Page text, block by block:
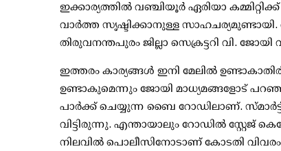
ഇക്കാര്യത്തില്‍ വഞ്ചിയൂര്‍ ഏരിയാ
വാര്‍ത്ത സൃഷ്ടിക്കാനുള്ള
തിരുവനന്തപുരം ജില്ലാ സെക്രട്ടറി വി. ജോയി
ഇത്തരം കാര്യങ്ങള്‍ ഇനി മേലില്‍
ഉണ്ടാകുമെന്നും ജോയി മാധ്യമങ്ങളോട്
പാര്‍ക്ക് ചെയ്യുന്ന ബൈ റോഡിലാണ്. സ്മാര്‍ട്ട്
വിട്ടിരുന്നു. എന്തായാലും റോഡില്‍ സ്റ്റേജ്
നിലവില്‍ പൊലീസിനോടാണ് കോടതി വിവരം